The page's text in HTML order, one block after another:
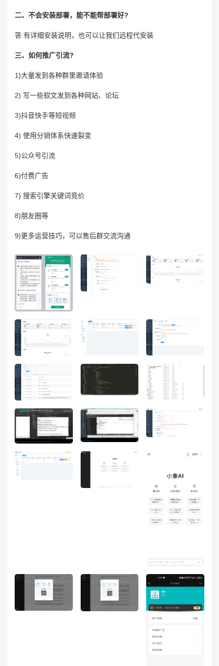
二、不会安装部署，能不能帮部署好?
答:有详细安装说明，也可以让我们远程代安装
三、如何推广引流?
1)大量发到各种群里邀请体验
2) 写一些软文发到各种网站、论坛
3)抖音快手等短视频
4) 使用分销体系快速裂变
5)公众号引流
6)付费广告
7) 搜索引擎关键词竞价
8)朋友圈等
9)更多运营技巧，可以售后群交流沟通